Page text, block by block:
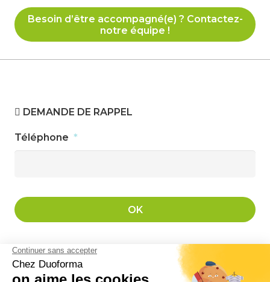
Besoin d’être accompagné(e) ? Contactez-
notre équipe !
DEMANDE DE RAPPEL
Téléphone *
ORICA